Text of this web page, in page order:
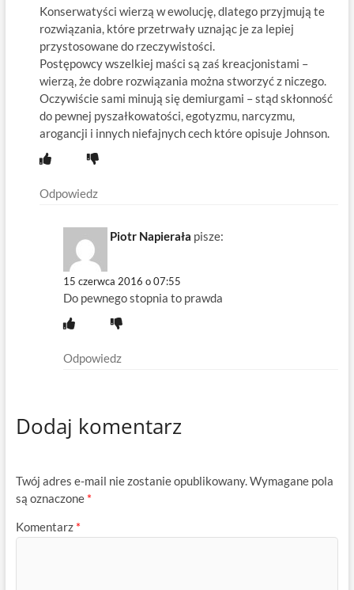
Konserwatyści wierzą w ewolucję, dlatego przyjmują te
rozwiązania, które przetrwały uznając je za lepiej
przystosowane do rzeczywistości.
Postępowcy wszelkiej maści są zaś kreacjonistami –
wierzą, że dobre rozwiązania można stworzyć z niczego.
Oczywiście sami minują się demiurgami – stąd skłonność
do pewnej pyszałkowatości, egotyzmu, narcyzmu,
arogancji i innych niefajnych cech które opisuje Johnson.
Odpowiedz
Piotr Napierała pisze:
15 czerwca 2016 o 07:55
Do pewnego stopnia to prawda
Odpowiedz
Dodaj komentarz
Twój adres e-mail nie zostanie opublikowany.Wymagane pola
są oznaczone *
Komentarz *